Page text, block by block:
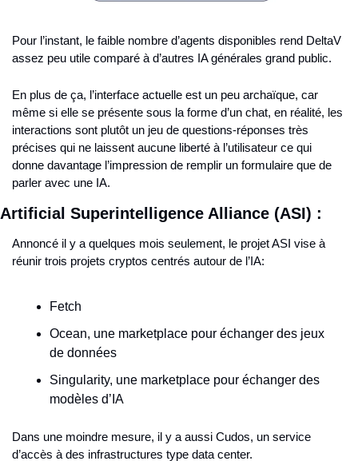
Pour l’instant, le faible nombre d’agents disponibles rend DeltaV
assez peu utile comparé à d’autres IA générales grand public.
En plus de ça, l’interface actuelle est un peu archaïque, car
même si elle se présente sous la forme d’un chat, en réalité, les
interactions sont plutôt un jeu de questions-réponses très
précises qui ne laissent aucune liberté à l’utilisateur ce qui
donne davantage l’impression de remplir un formulaire que de
parler avec une IA.
Artificial Superintelligence Alliance (ASI) :
Annoncé il y a quelques mois seulement, le projet ASI vise à
réunir trois projets cryptos centrés autour de l’IA:
Fetch
Ocean, une marketplace pour échanger des jeux
de données
Singularity, une marketplace pour échanger des
modèles d’IA
Dans une moindre mesure, il y a aussi Cudos, un service
d’accès à des infrastructures type data center.